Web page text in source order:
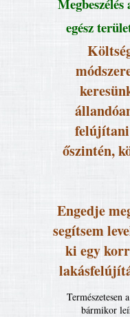
egész
őszintén,
Engedje
segítsem
ki egy
Természetesen
bármikor